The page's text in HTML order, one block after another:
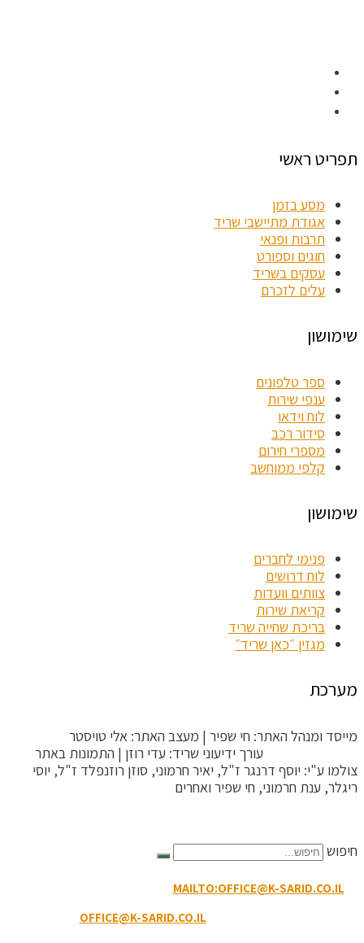
תפריט ראשי
מסע בזמן
אגודת מתיישבי שריד
תרבות ופנאי
חוגים וספורט
עסקים בשריד
עלים לזכרם
שימושון
ספר טלפונים
ענפי שירות
לוח וידאו
סידור רכב
מספרי חירום
קלפי ממוחשב
שימושון
פנימי לחברים
לוח דרושים
צוותים וועדות
קריאת שירות
בריכת שחייה שריד
מגזין ״כאן שריד״
מערכת
מייסד ומנהל האתר: חי שפיר | מעצב האתר: אלי טויסטר
עורך ידיעוני שריד: עדי רוזן | התמונות באתר
צולמו ע"י: יוסף דרנגר ז"ל, יאיר חרמוני, סוזן רוזנפלד ז"ל, יוסי
ריגלר, ענת חרמוני, חי שפיר ואחרים
חיפוש
MAILTO:OFFICE@K-SARID.CO.IL
OFFICE@K-SARID.CO.IL